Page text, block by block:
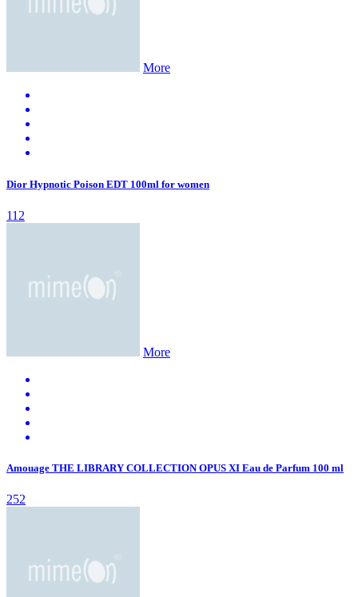
More
Dior Hypnotic Poison EDT 100ml for women
112
More
Amouage THE LIBRARY COLLECTION OPUS XI Eau de Parfum 100 ml
252